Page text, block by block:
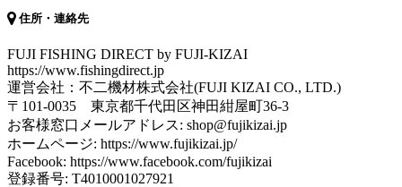
住所・連絡先
FUJI FISHING DIRECT by FUJI-KIZAI
https://www.fishingdirect.jp
運営会社：不二機材株式会社(FUJI KIZAI CO., LTD.)
〒101-0035 東京都千代田区神田紺屋町36-3
お客様窓口メールアドレス: shop@fujikizai.jp
ホームページ: https://www.fujikizai.jp/
Facebook: https://www.facebook.com/fujikizai
登録番号: T4010001027921